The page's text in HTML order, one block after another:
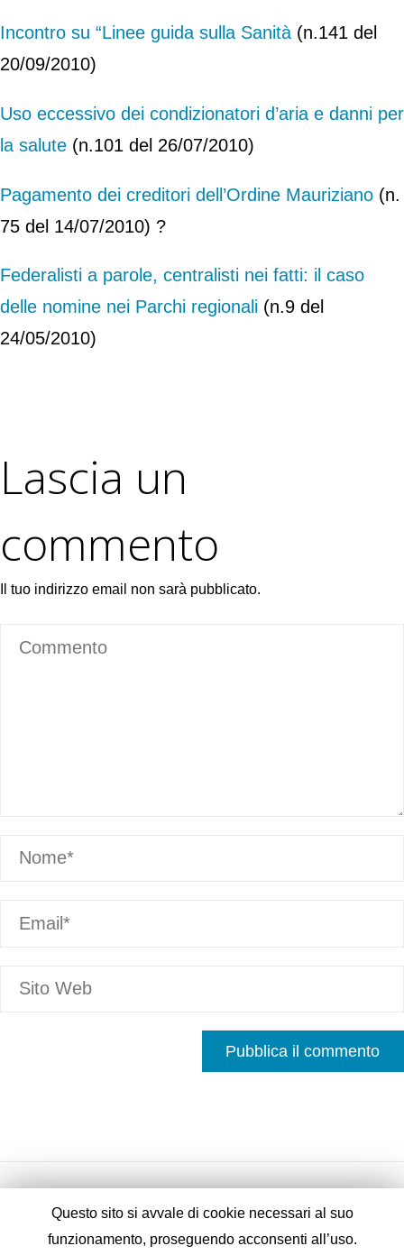
Incontro su “Linee guida sulla Sanità (n.141 del
20/09/2010)
Uso eccessivo dei condizionatori d’aria e danni per
la salute (n.101 del 26/07/2010)
Pagamento dei creditori dell’Ordine Mauriziano (n.
75 del 14/07/2010) ?
Federalisti a parole, centralisti nei fatti: il caso
delle nomine nei Parchi regionali (n.9 del
24/05/2010)
Lascia un
commento
Il tuo indirizzo email non sarà pubblicato.
Questo sito si avvale di cookie necessari al suo
funzionamento, proseguendo acconsenti all’uso.